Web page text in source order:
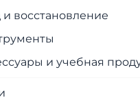
и восстановление
и учебная